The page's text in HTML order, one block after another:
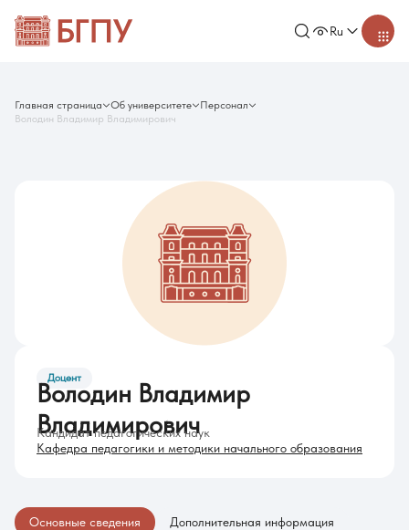
Ru
Главная страница Об университете
Персонал
Володин Владимир Владимирович
Доцент
Володин Владимир
Владимирович
Кандидат педагогических наук
Кафедра педагогики и методики начального образования
Основные сведения Дополнительная информация